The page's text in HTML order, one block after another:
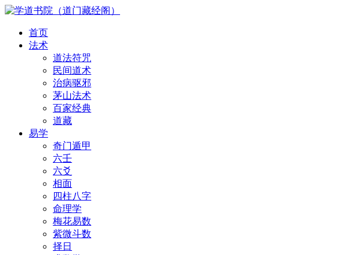
首页
法术
道法符咒
民间道术
治病驱邪
茅山法术
百家经典
道藏
易学
奇门遁甲
六壬
六爻
相面
四柱八字
命理学
梅花易数
紫微斗数
择日